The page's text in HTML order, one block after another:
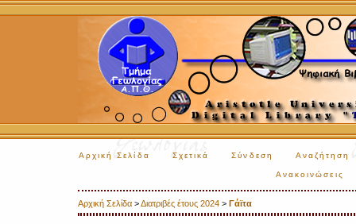
Αρχική Σελίδα Σχετικά Σύνδεση Αναζήτηση
Ανακοινώσεις
Αρχική Σελίδα >Διατριβές έτους 2024 > Γάϊτα